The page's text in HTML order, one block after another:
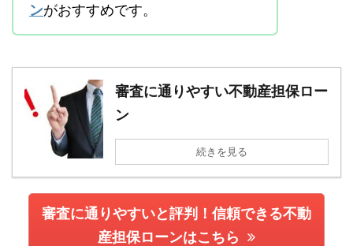
ンがおすすめです。
審査に通りやすい不動産担保ロー
ン
続きを見る
審査に通りやすいと評判！信頼できる不動
産担保ローンはこちら